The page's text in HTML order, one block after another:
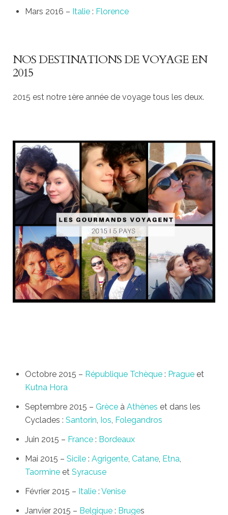
Mars 2016 – Italie : Florence
NOS DESTINATIONS DE VOYAGE EN
2015
2015 est notre 1ère année de voyage tous les deux.
Octobre 2015 – République Tchèque : Prague et
Kutna Hora
Septembre 2015 – Grèce à Athènes et dans les
Cyclades : Santorin, Ios, Folegandros
Juin 2015 – France : Bordeaux
Mai 2015 – Sicile : Agrigente, Catane, Etna,
Taormine et Syracuse
Février 2015 – Italie : Venise
Janvier 2015 – Belgique : Bruges